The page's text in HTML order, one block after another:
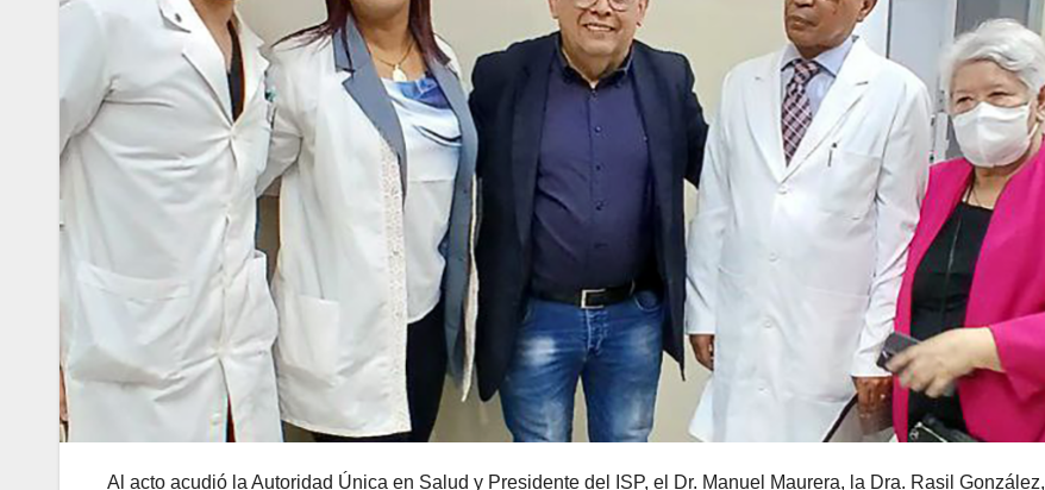
Al acto acudió la Autoridad Única en Salud y Presidente del ISP, el Dr. Manuel Maurera, la Dra. Rasil González,